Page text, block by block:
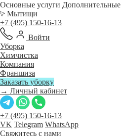
Основные услуги Дополнительные
Мытищи
+7 (495) 150-16-13
Войти
Уборка
Химчистка
Компания
Франшиза
Заказать уборку
→ Личный кабинет
+7 (495) 150-16-13
VK Telegram WhatsApp
Свяжитесь с нами